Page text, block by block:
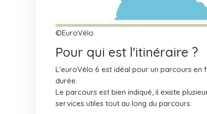
©EuroVélo
Pour qui est l'itinéraire ?
L'euroVélo 6 est idéal pour un parcours en
durée.
Le parcours est bien indiqué, il existe
services utiles tout au long du parcours.